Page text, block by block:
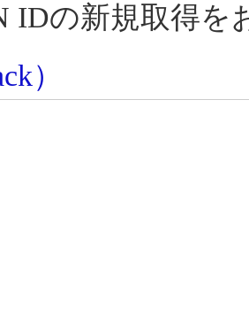
IDの新規取得を
）